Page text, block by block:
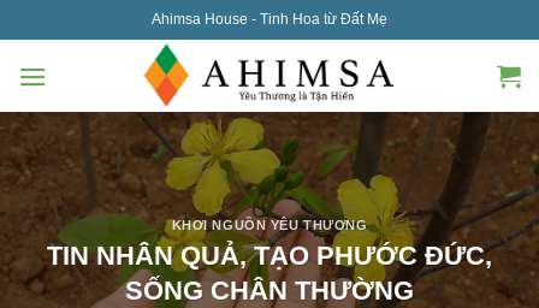
to
content
Ahimsa House - Tinh Hoa từ Đất Mẹ
KHƠI NGUỒN YÊU THƯƠNG
TIN NHÂN QUẢ, TẠO PHƯỚC ĐỨC,
SỐNG CHÂN THƯỜNG